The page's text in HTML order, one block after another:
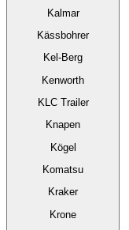
Kalmar
Kässbohrer
Kel-Berg
Kenworth
KLC Trailer
Knapen
Kögel
Komatsu
Kraker
Krone